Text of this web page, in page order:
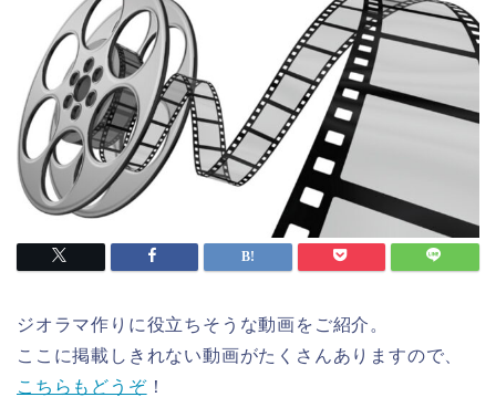
ジオラマ作りに役立ちそうな動画をご紹介。
ここに掲載しきれない動画がたくさんありますので、
こちらもどうぞ！